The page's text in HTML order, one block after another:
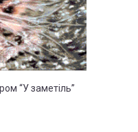
“У заметіль”